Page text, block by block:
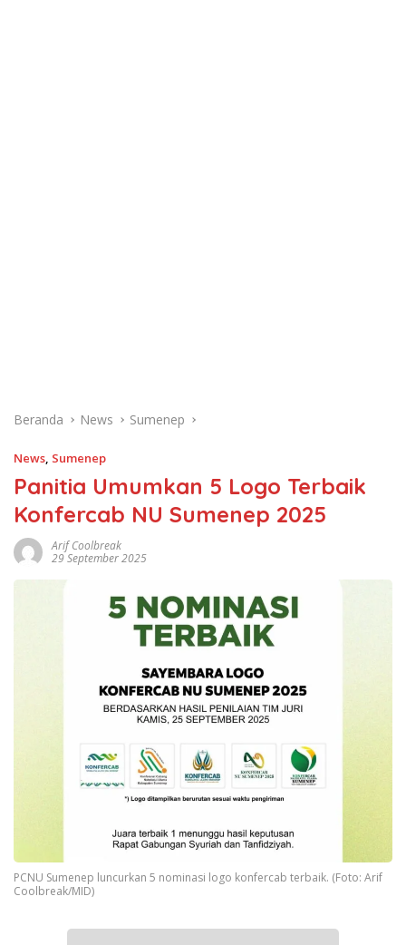
Beranda News Sumenep
News, Sumenep
Panitia Umumkan 5 Logo Terbaik
Konfercab NU Sumenep 2025
Arif Coolbreak
29 September 2025
PCNU Sumenep luncurkan 5 nominasi logo konfercab terbaik. (Foto: Arif
Coolbreak/MID)